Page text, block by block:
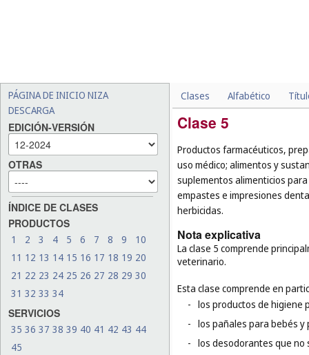
PÁGINA DE INICIO NIZA
DESCARGA
EDICIÓN-VERSIÓN
OTRAS
ÍNDICE DE CLASES
PRODUCTOS
1 2 3 4 5 6 7 8 9
10
11 12 13 14 15 16 17 18 19 20
21 22 23 24 25 26 27 28 29 30
31 32 33 34
SERVICIOS
35 36 37 38 39 40 41 42 43 44
45
Clases Alfabético
Clase 5
Productos farmacéuticos,
uso médico; alimentos y
suplementos alimenticios
empastes e impresiones
herbicidas.
Nota explicativa
La clase 5 comprende
veterinario.
Esta clase comprende en
- los productos de higiene
- los pañales para bebés y
- los desodorantes que no